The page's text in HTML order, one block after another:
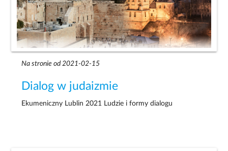
Na stronie od 2021-02-15
Dialog w judaizmie
Ekumeniczny Lublin 2021 Ludzie i formy dialogu